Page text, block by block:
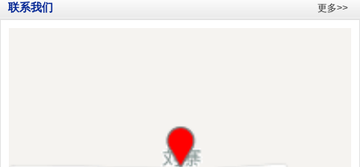
联系我们 更多>>